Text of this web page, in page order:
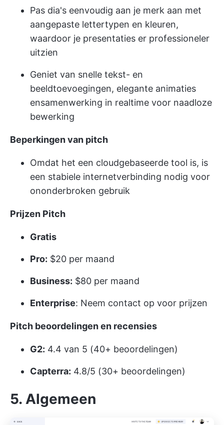
Pas dia's eenvoudig aan je merk aan met
aangepaste lettertypen en kleuren,
waardoor je presentaties er professioneler
uitzien
Geniet van snelle tekst- en
beeldtoevoegingen, elegante animaties
ensamenwerking in realtime voor naadloze
bewerking
Beperkingen van pitch
Omdat het een cloudgebaseerde tool is, is
een stabiele internetverbinding nodig voor
ononderbroken gebruik
Prijzen Pitch
Gratis
Pro: $20 per maand
Business: $80 per maand
Enterprise: Neem contact op voor prijzen
Pitch beoordelingen en recensies
G2: 4.4 van 5 (40+ beoordelingen)
Capterra: 4.8/5 (30+ beoordelingen)
5. Algemeen